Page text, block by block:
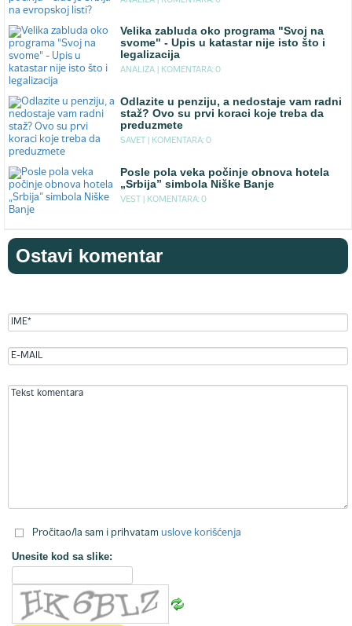
Velika zabluda oko programa "Svoj na
svome" - Upis u katastar nije isto što i
legalizacija
ANALIZA | KOMENTARA: 0
Odlazite u penziju, a nedostaje vam radni
staž? Ovo su prvi koraci koje treba da
preduzmete
SAVET | KOMENTARA: 0
Posle pola veka počinje obnova hotela
„Srbija” simbola Niške Banje
VEST | KOMENTARA: 0
Ostavi komentar
Pročitao/la sam i prihvatam uslove korišćenja
Unesite kod sa slike: